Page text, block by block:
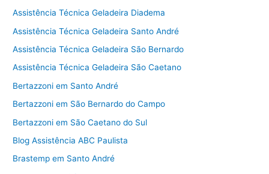
Assistência Técnica Geladeira Diadema
Assistência Técnica Geladeira Santo André
Assistência Técnica Geladeira São Bernardo
Assistência Técnica Geladeira São Caetano
Bertazzoni em Santo André
Bertazzoni em São Bernardo do Campo
Bertazzoni em São Caetano do Sul
Blog Assistência ABC Paulista
Brastemp em Santo André